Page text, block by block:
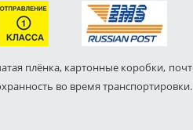
плёнка, картонные коробки,
во время транспортировки.